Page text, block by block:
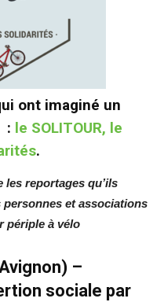
ont imaginé un
: le SOLITOUR, le
.
reportages qu’ils
personnes et associations
périple à vélo
–
sociale par